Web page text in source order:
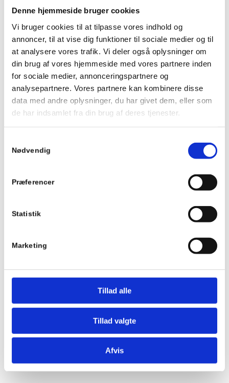
Denne hjemmeside bruger cookies
Vi bruger cookies til at tilpasse vores indhold og
annoncer, til at vise dig funktioner til sociale medier og til
at analysere vores trafik. Vi deler også oplysninger om
din brug af vores hjemmeside med vores partnere inden
for sociale medier, annonceringspartnere og
analysepartnere. Vores partnere kan kombinere disse
data med andre oplysninger, du har givet dem, eller som
de har indsamlet fra din brug af deres tjenester.
Nødvendig
Præferencer
Statistik
Marketing
Tillad alle
Tillad valgte
Afvis